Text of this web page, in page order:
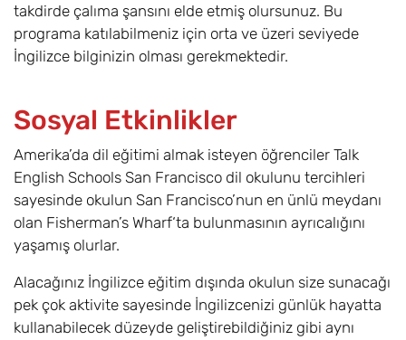
takdirde çalıma şansını elde etmiş olursunuz. Bu
programa katılabilmeniz için orta ve üzeri seviyede
İngilizce bilginizin olması gerekmektedir.
Sosyal Etkinlikler
Amerika’da dil eğitimi almak isteyen öğrenciler Talk
English Schools San Francisco dil okulunu tercihleri
sayesinde okulun San Francisco’nun en ünlü meydanı
olan Fisherman’s Wharf‘ta bulunmasının ayrıcalığını
yaşamış olurlar.
Alacağınız İngilizce eğitim dışında okulun size sunacağı
pek çok aktivite sayesinde İngilizcenizi günlük hayatta
kullanabilecek düzeyde geliştirebildiğiniz gibi aynı